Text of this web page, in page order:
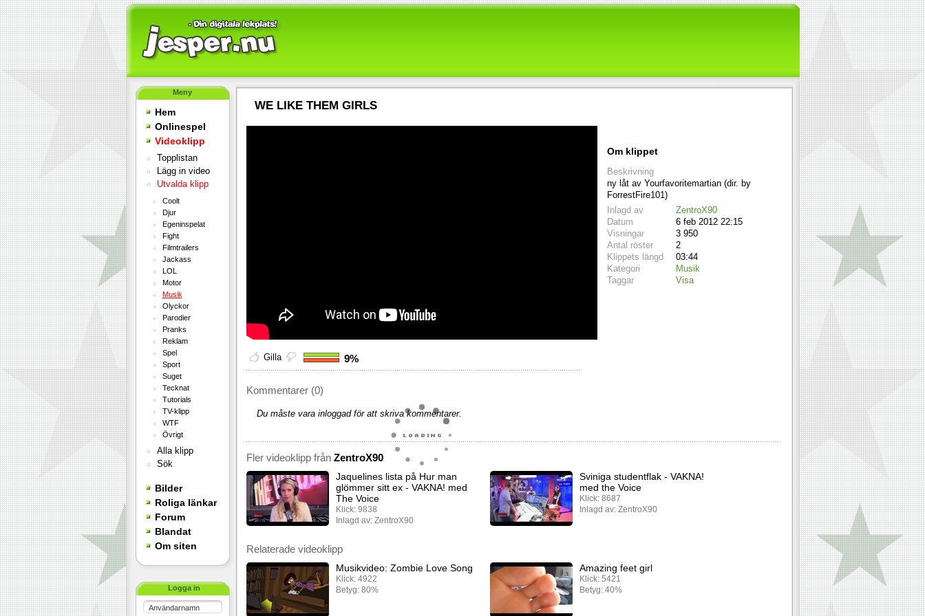
Meny
Hem
Onlinespel
Videoklipp
Topplistan
Lägg in video
Utvalda klipp
Coolt
Djur
Egeninspelat
Fight
Filmtrailers
Jackass
LOL
Motor
Musik
Olyckor
Parodier
Pranks
Reklam
Spel
Sport
Suget
Tecknat
Tutorials
TV-klipp
WTF
Övrigt
Alla klipp
Sök
Bilder
Roliga länkar
Forum
Blandat
Om siten
Logga in
Användarnamn
WE LIKE THEM GIRLS
Gilla 9%
Kommentarer (0)
Du måste vara inloggad för att skriva kommentarer.
Om klippet
Beskrivning
ny låt av Yourfavoritemartian (dir. by
ForrestFire101)
Inlagd av
ZentroX90
Datum
6 feb 2012 22:15
Visningar
3 950
Antal röster
2
Klippets längd
03:44
Kategori
Musik
Taggar
Visa
Fler videoklipp från ZentroX90
Jaquelines lista på Hur man
glömmer sitt ex - VAKNA! med
The Voice
Klick: 9838
Inlagd av: ZentroX90
Sviniga studentflak - VAKNA!
med the Voice
Klick: 8687
Inlagd av: ZentroX90
Relaterade videoklipp
Musikvideo: Zombie Love Song
Klick: 4922
Betyg: 80%
Amazing feet girl
Klick: 5421
Betyg: 40%